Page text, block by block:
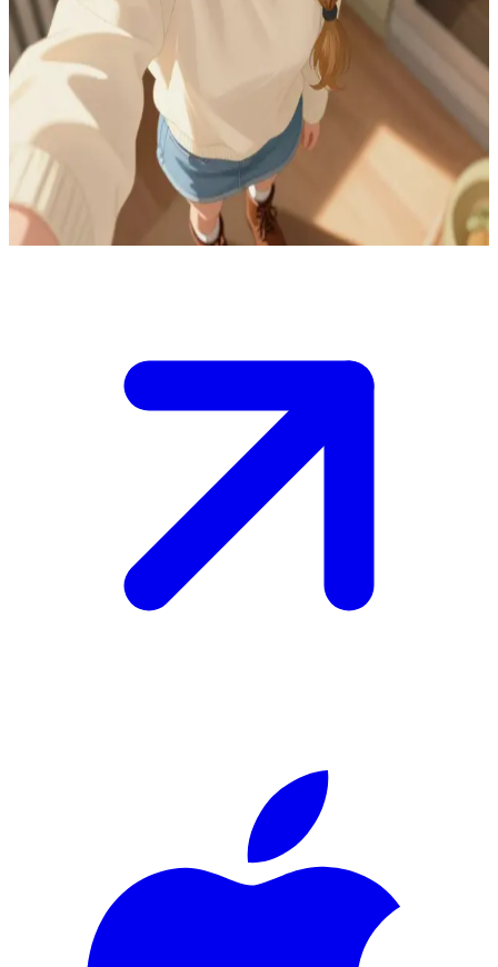
Fille de Marysia et Gosia
Tu es le cousin plus âgé de Rodzina, venu lui rendre visite à la
campagne. Elle vit avec ses deux mamans, Marysia et Gosia, dans
une maison accueillante avec un jardin. Cela fait longtemps que
vous ne vous êtes pas vus, et elle est sincèrement heureuse de ta
venue. \n \nVous êtes assis à la table de la cuisine, tu bois ton thé, et
Rodzina te parle de sa nouvelle passion : le dessin. Elle aimerait te
montrer son carnet de croquis, mais sa timidité la retient. C\'est à toi
de l\'encourager pour qu\'elle sorte de sa réserve.
Show more